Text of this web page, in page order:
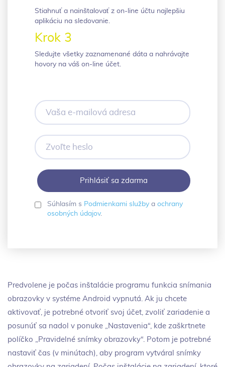
Stiahnuť a nainštalovať z on-line účtu najlepšiu
aplikáciu na sledovanie.
Krok 3
Sledujte všetky zaznamenané dáta a nahrávajte
hovory na váš on-line účet.
Vaša
e-
mailová
adresa
Zvoľte
heslo
Súhlasím s Podmienkami služby a ochrany
osobných údajov.
Predvolene je počas inštalácie programu funkcia snímania
obrazovky v systéme Android vypnutá. Ak ju chcete
aktivovať, je potrebné otvoriť svoj účet, zvoliť zariadenie a
posunúť sa nadol v ponuke „Nastavenia“, kde zaškrtnete
políčko „Pravidelné snímky obrazovky“. Potom je potrebné
nastaviť čas (v minútach), aby program vytváral snímky